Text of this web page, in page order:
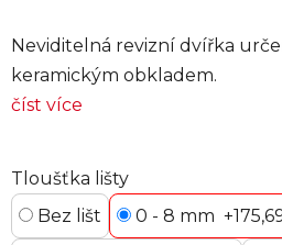
Neviditelná revizní dvířka
keramickým obkladem.
číst více
Tloušťka lišty
Bez lišt
0 - 8 mm